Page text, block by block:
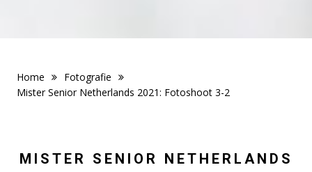
Home
Fotografie
Mister Senior Netherlands 2021: Fotoshoot 3-2
MISTER SENIOR NETHERLANDS